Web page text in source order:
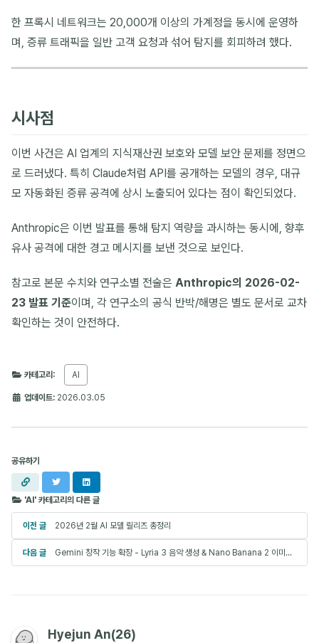
한 프록시 네트워크는 20,000개 이상의 가계정을 동시에 운영하
며, 증류 트래픽을 일반 고객 요청과 섞어 탐지를 회피하려 했다.
시사점
이번 사건은 AI 업계의 지식재산권 보호와 모델 보안 문제를 정면으
로 드러냈다. 특히 Claude처럼 API를 공개하는 모델의 경우, 대규
모 자동화된 증류 공격에 상시 노출되어 있다는 점이 확인되었다.
Anthropic은 이번 발표를 통해 탐지 역량을 과시하는 동시에, 향후
유사 공격에 대한 경고 메시지를 보낸 것으로 보인다.
참고로 본문 수치와 연구소별 전술은 Anthropic의 2026-02-
23 발표 기준이며, 각 연구소의 공식 반박/해명은 별도 문서로 교차
확인하는 것이 안전하다.
카테고리: AI
업데이트: 2026.03.05
공유하기
복사
'AI' 카테고리의 다른 글
이전 글 2026년 2월 AI 모델 릴리즈 총정리
다음 글 Gemini 창작 기능 확장 - Lyria 3 음악 생성 & Nano Banana 2 이미지 생성
Hyejun An(26)